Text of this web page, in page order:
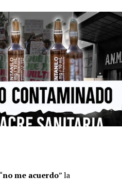
no me acuerdo” la